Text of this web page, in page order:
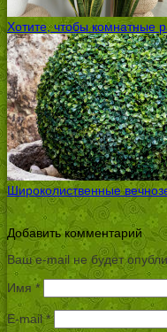
Хотите, чтобы комнатные
Широколиственные
Добавить комментарий
Ваш e-mail не будет
Имя*
E-mail*